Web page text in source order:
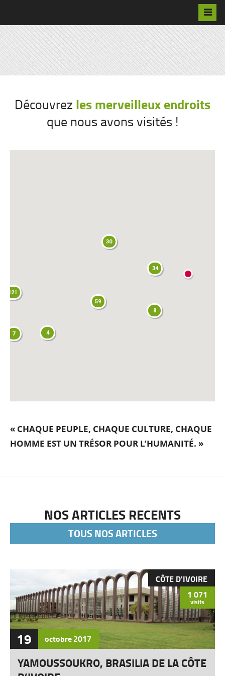
Découvrez les merveilleux endroits
que nous avons visités !
59
30
8
34
121
7 4
« CHAQUE PEUPLE, CHAQUE CULTURE, CHAQUE
HOMME EST UN TRÉSOR POUR L’HUMANITÉ. »
NOS ARTICLES RECENTS
TOUS NOS ARTICLES
CÔTE D'IVOIRE
1 071
visits
19 octobre2017
YAMOUSSOUKRO, BRASILIA DE LA CÔTE